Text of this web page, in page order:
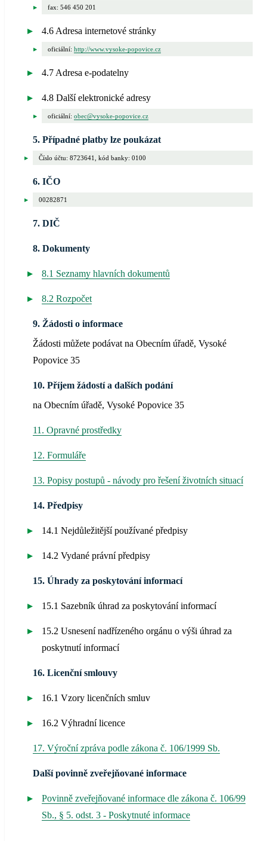
fax: 546 450 201
4.6 Adresa internetové stránky
oficiální: http://www.vysoke-popovice.cz
4.7 Adresa e-podatelny
4.8 Další elektronické adresy
oficiální: obec@vysoke-popovice.cz
5. Případné platby lze poukázat
Číslo účtu: 8723641, kód banky: 0100
6. IČO
00282871
7. DIČ
8. Dokumenty
8.1 Seznamy hlavních dokumentů
8.2 Rozpočet
9. Žádosti o informace
Žádosti můžete podávat na Obecním úřadě, Vysoké
Popovice 35
10. Příjem žádostí a dalších podání
na Obecním úřadě, Vysoké Popovice 35
11. Opravné prostředky
12. Formuláře
13. Popisy postupů - návody pro řešení životních situací
14. Předpisy
14.1 Nejdůležitější používané předpisy
14.2 Vydané právní předpisy
15. Úhrady za poskytování informací
15.1 Sazebník úhrad za poskytování informací
15.2 Usnesení nadřízeného orgánu o výši úhrad za
poskytnutí informací
16. Licenční smlouvy
16.1 Vzory licenčních smluv
16.2 Výhradní licence
17. Výroční zpráva podle zákona č. 106/1999 Sb.
Další povinně zveřejňované informace
Povinně zveřejňované informace dle zákona č. 106/99
Sb., § 5. odst. 3 - Poskytnuté informace